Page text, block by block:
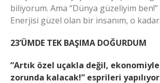
biliyorum. Ama “Dünya güzeliyim
Enerjisi güzel olan bir insanım, o kadar.
23’ÜMDE TEK BAŞIMA DOĞURDUM
“Artık özel uçakla değil,
zorunda kalacak!” esprileri